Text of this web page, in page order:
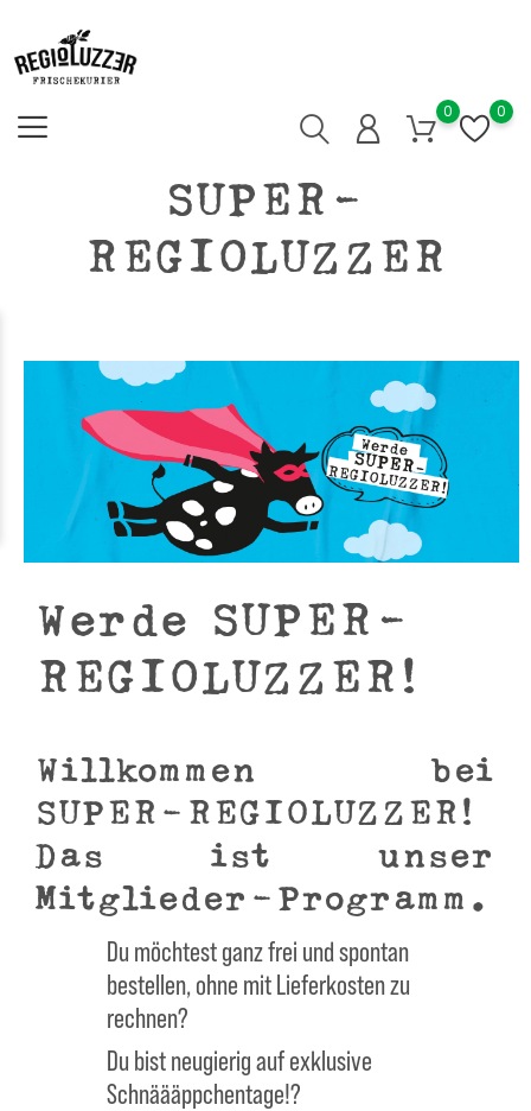
0 0
SUPER-
REGIOLUZZER
Werde SUPER-
REGIOLUZZER!
Willkommen bei
SUPER-REGIOLUZZER!
Das ist unser
Mitglieder-Programm.
Du möchtest ganz frei und spontan
bestellen, ohne mit Lieferkosten zu
rechnen?
Du bist neugierig auf exklusive
Schnäääppchentage!?